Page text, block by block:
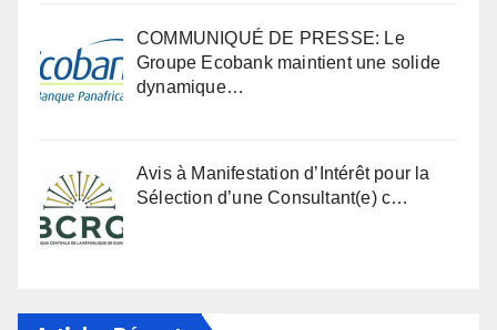
COMMUNIQUÉ DE PRESSE: Le
Groupe Ecobank maintient une solide
dynamique…
Avis à Manifestation d’Intérêt pour la
Sélection d’une Consultant(e) c…